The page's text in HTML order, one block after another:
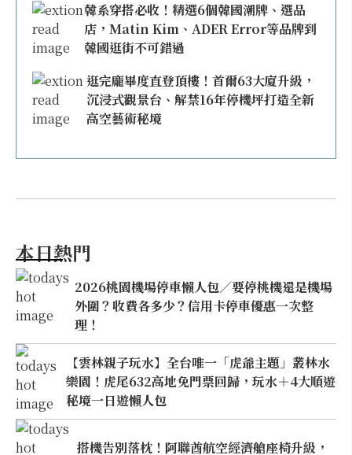
韓系穿搭必收！精選6個韓國潮牌、選品
店，Matin Kim、ADER Error等品牌到
韓國逛街不可錯過
逛完龐畢度直登頂樓！首爾63大廈升級，
沉浸式觀景台、解禁16年停機坪打造全新
高空藝術秘境
本日熱門
2026桃園機場停車懶人包／要停桃機還是機場
外圍？收費各多少？信用卡停車優惠一次整
理！
【雲林親子玩水】全台唯一「虎爺主題」叢林水
樂園！虎尾632高地免門票回歸，玩水＋4大順遊
秘境一日遊懶人包
搭機告別落枕！阿聯酋航空經濟艙座椅升級，